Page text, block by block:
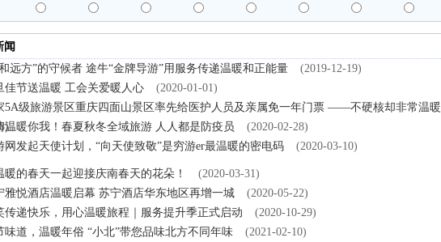
闻
远方”的守候者 途牛“金牌导游”用服务传递温暖和正能量
(2019-12-19)
佳节送温暖 工会关爱暖人心
(2020-01-01)
5A级旅游景区重庆四面山景区率先给医护人员及亲属免一年门票 ——不硬核却非常温暖
温暖你我！春夏秋冬全域旅游 人人都是防疫员
(2020-02-28)
网发起天使计划，“向天使致敬”是穷游er最温暖的密电码 (2020-03-10)
暖的春天一起迎接庆南春天的花朵！
(2020-03-31)
雅悦酒店温暖启幕 苏宁酒店华东地区再增一城
(2020-05-22)
传递快乐，用心温暖旅程｜服务提升季正式启动
(2020-10-29)
味道，温暖年俗 “小北”带您品味北方不同年味
(2021-02-10)